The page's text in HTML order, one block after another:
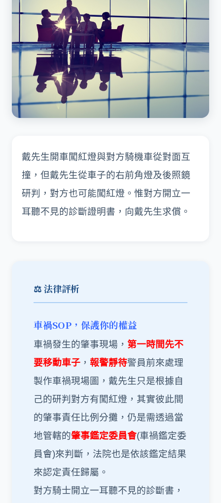
戴先生開車闖紅燈與對方騎機車從對面互
撞，但戴先生從車子的右前角燈及後照鏡
研判，對方也可能闖紅燈。惟對方開立一
耳聽不見的診斷證明書，向戴先生求償。
⚖️ 法律評析
車禍SOP，保護你的權益
車禍發生的肇事現場， 第一時間先不
要移動車子 ， 報警靜待警員前來處理
製作車禍現場圖，戴先生只是根據自
己的研判對方有闖紅燈，其實彼此間
的肇事責任比例分攤，仍是需透過當
地管轄的肇事鑑定委員會(車禍鑑定委
員會)來判斷，法院也是依該鑑定結果
來認定責任歸屬。
對方騎士開立一耳聽不見的診斷書，